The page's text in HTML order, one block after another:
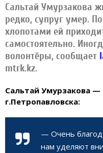
Сальтай Умурзакова
редко, супруг умер.
хлопотами ей
самостоятельно.
волонтёры, сообщает
mtrk.kz.
Сальтай Умурзакова
г.Петропавловска:
— Очень
нам уделяют